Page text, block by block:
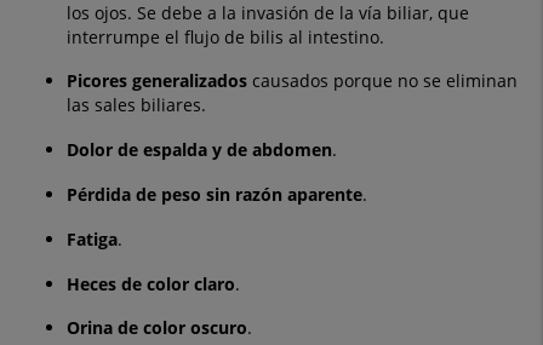
los ojos. Se debe a la invasión de la vía biliar, que
interrumpe el flujo de bilis al intestino.
Picores generalizados causados porque no se eliminan
las sales biliares.
Dolor de espalda y de abdomen.
Pérdida de peso sin razón aparente.
Fatiga.
Heces de color claro.
Orina de color oscuro.